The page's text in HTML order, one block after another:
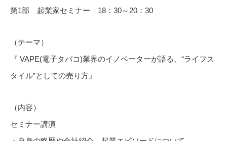
第1部 起業家セミナー 18：30～20：30
（テーマ）
『 VAPE(電子タバコ)業界のイノベーターが語る、“ライフス
タイル”としての売り方』
（内容）
セミナー講演